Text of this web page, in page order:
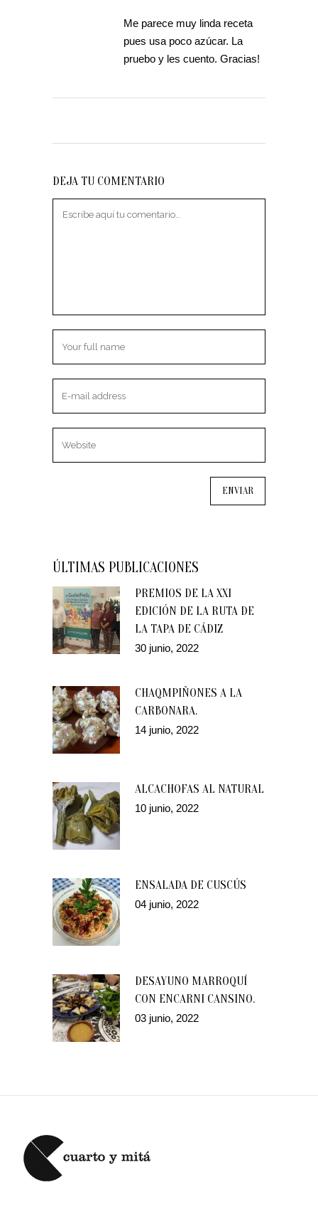
Me parece muy linda receta
pues usa poco azúcar. La
pruebo y les cuento. Gracias!
DEJA TU COMENTARIO
ÚLTIMAS PUBLICACIONES
PREMIOS DE LA XXI
EDICIÓN DE LA RUTA DE
LA TAPA DE CÁDIZ
30 junio, 2022
CHAQMPIÑONES A LA
CARBONARA.
14 junio, 2022
ALCACHOFAS AL NATURAL
10 junio, 2022
ENSALADA DE CUSCÚS
04 junio, 2022
DESAYUNO MARROQUÍ
CON ENCARNI CANSINO.
03 junio, 2022